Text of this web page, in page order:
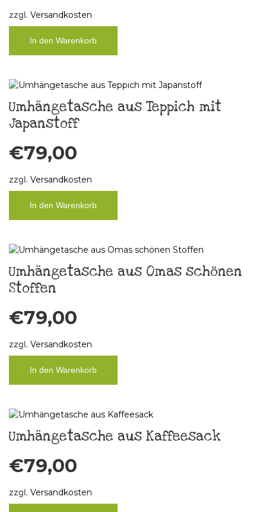
zzgl. Versandkosten
In den Warenkorb
Umhängetasche aus Teppich mit
Japanstoff
€79,00
zzgl. Versandkosten
In den Warenkorb
Umhängetasche aus Omas schönen
Stoffen
€79,00
zzgl. Versandkosten
In den Warenkorb
Umhängetasche aus Kaffeesack
€79,00
zzgl. Versandkosten